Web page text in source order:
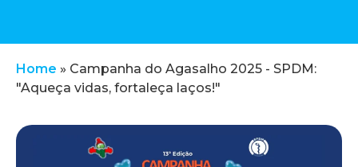
Home » Campanha do Agasalho 2025 - SPDM:
"Aqueça vidas, fortaleça laços!"